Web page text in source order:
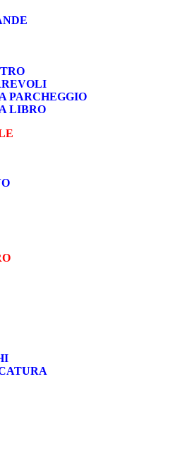
PARCHEGGIO
LIBRO